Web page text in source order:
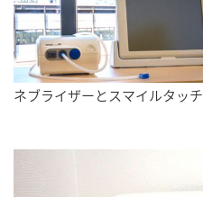
ネブライザーとスマイルタッチ